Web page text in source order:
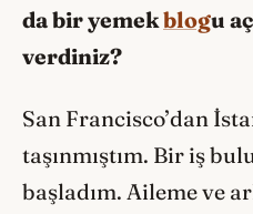
da bir yemekblogu
verdiniz?
San Francisco’dan
taşınmıştım. Bir iş
başladım. Aileme ve